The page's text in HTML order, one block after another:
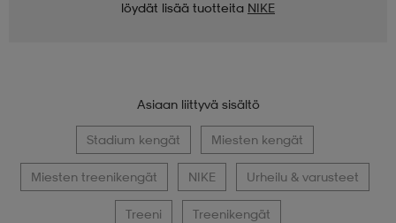
löydät lisää tuotteita NIKE
Asiaan liittyvä sisältö
Stadium kengät Miesten kengät
Miesten treenikengät NIKE Urheilu & varusteet
Treeni Treenikengät